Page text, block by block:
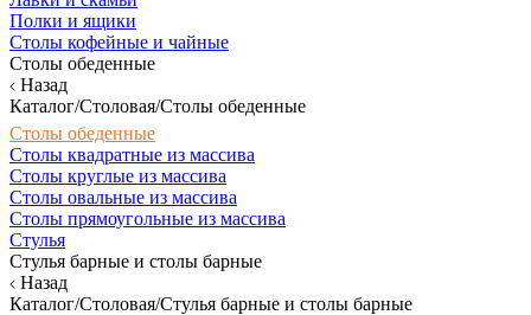
Полки и ящики
Столы кофейные и чайные
Столы обеденные
Назад
Каталог/Столовая/Столы обеденные
Столы обеденные
Столы квадратные из массива
Столы круглые из массива
Столы овальные из массива
Столы прямоугольные из массива
Стулья
Стулья барные и столы барные
Назад
Каталог/Столовая/Стулья барные и столы барные